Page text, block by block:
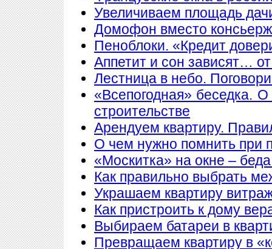
Увеличиваем площадь
Домофон вместо
Пеноблоки. «Кредит
Аппетит и сон зависят…
Лестница в небо.
«Всепогодная» беседка.
строительстве
Арендуем квартиру.
О чем нужно помнить при
«Москитка» на окне –
Как правильно выбрать
Украшаем квартиру
Как пристроить к дому
Выбираем батареи в
Превращаем квартиру в